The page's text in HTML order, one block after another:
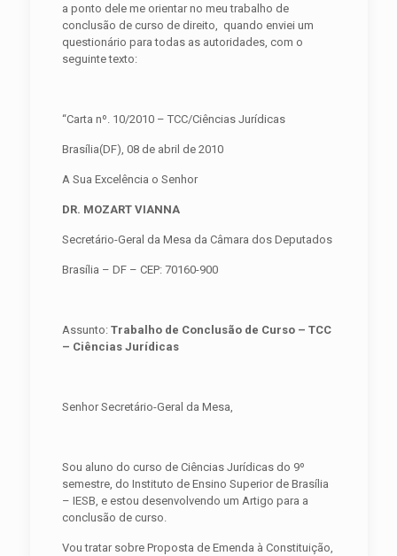
a ponto dele me orientar no meu trabalho de
conclusão de curso de direito, quando enviei um
questionário para todas as autoridades, com o
seguinte texto:
“Carta nº. 10/2010 – TCC/Ciências Jurídicas
Brasília(DF), 08 de abril de 2010
A Sua Excelência o Senhor
DR. MOZART VIANNA
Secretário-Geral da Mesa da Câmara dos Deputados
Brasília – DF – CEP: 70160-900
Assunto: Trabalho de Conclusão de Curso – TCC
– Ciências Jurídicas
Senhor Secretário-Geral da Mesa,
Sou aluno do curso de Ciências Jurídicas do 9º
semestre, do Instituto de Ensino Superior de Brasília
– IESB, e estou desenvolvendo um Artigo para a
conclusão de curso.
Vou tratar sobre Proposta de Emenda à Constituição,